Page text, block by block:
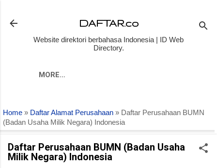
DAFTAR.co
Website direktori berbahasa Indonesia | ID Web
Directory.
MORE…
Home » Daftar Alamat Perusahaan » Daftar Perusahaan BUMN
(Badan Usaha Milik Negara) Indonesia
Daftar Perusahaan BUMN (Badan Usaha
Milik Negara) Indonesia